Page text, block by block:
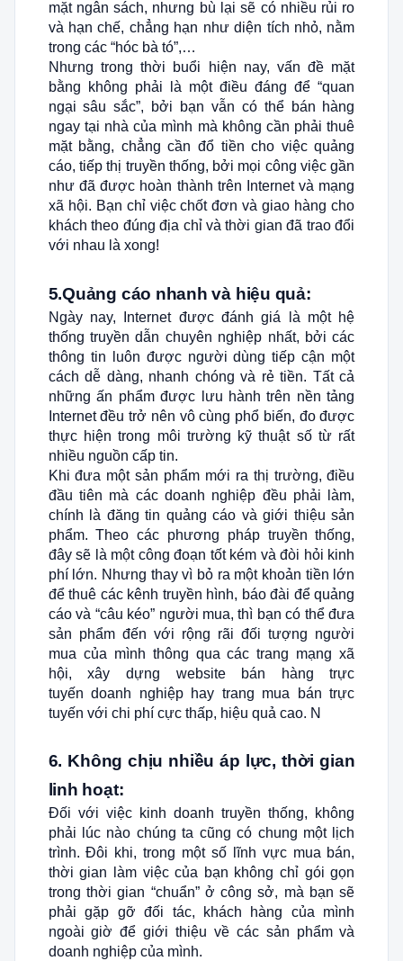
mặt ngân sách, nhưng bù lại sẽ có nhiều rủi ro
và hạn chế, chẳng hạn như diện tích nhỏ, nằm
trong các “hóc bà tó”,…
Nhưng trong thời buổi hiện nay, vấn đề mặt
bằng không phải là một điều đáng để “quan
ngại sâu sắc”, bởi bạn vẫn có thể bán hàng
ngay tại nhà của mình mà không cần phải thuê
mặt bằng, chẳng cần đổ tiền cho việc quảng
cáo, tiếp thị truyền thống, bởi mọi công việc gần
như đã được hoàn thành trên Internet và mạng
xã hội. Bạn chỉ việc chốt đơn và giao hàng cho
khách theo đúng địa chỉ và thời gian đã trao đổi
với nhau là xong!
5.Quảng cáo nhanh và hiệu quả:
Ngày nay, Internet được đánh giá là một hệ
thống truyền dẫn chuyên nghiệp nhất, bởi các
thông tin luôn được người dùng tiếp cận một
cách dễ dàng, nhanh chóng và rẻ tiền. Tất cả
những ấn phẩm được lưu hành trên nền tảng
Internet đều trở nên vô cùng phổ biến, đo được
thực hiện trong môi trường kỹ thuật số từ rất
nhiều nguồn cấp tin.
Khi đưa một sản phẩm mới ra thị trường, điều
đầu tiên mà các doanh nghiệp đều phải làm,
chính là đăng tin quảng cáo và giới thiệu sản
phẩm. Theo các phương pháp truyền thống,
đây sẽ là một công đoạn tốt kém và đòi hỏi kinh
phí lớn. Nhưng thay vì bỏ ra một khoản tiền lớn
để thuê các kênh truyền hình, báo đài để quảng
cáo và “câu kéo” người mua, thì bạn có thể đưa
sản phẩm đến với rộng rãi đối tượng người
mua của mình thông qua các trang mạng xã
hội, xây dựng website bán hàng trực
tuyến doanh nghiệp hay trang mua bán trực
tuyến với chi phí cực thấp, hiệu quả cao. N
6. Không chịu nhiều áp lực, thời gian
linh hoạt:
Đối với việc kinh doanh truyền thống, không
phải lúc nào chúng ta cũng có chung một lịch
trình. Đôi khi, trong một số lĩnh vực mua bán,
thời gian làm việc của bạn không chỉ gói gọn
trong thời gian “chuẩn” ở công sở, mà bạn sẽ
phải gặp gỡ đối tác, khách hàng của mình
ngoài giờ để giới thiệu về các sản phẩm và
doanh nghiệp của mình.